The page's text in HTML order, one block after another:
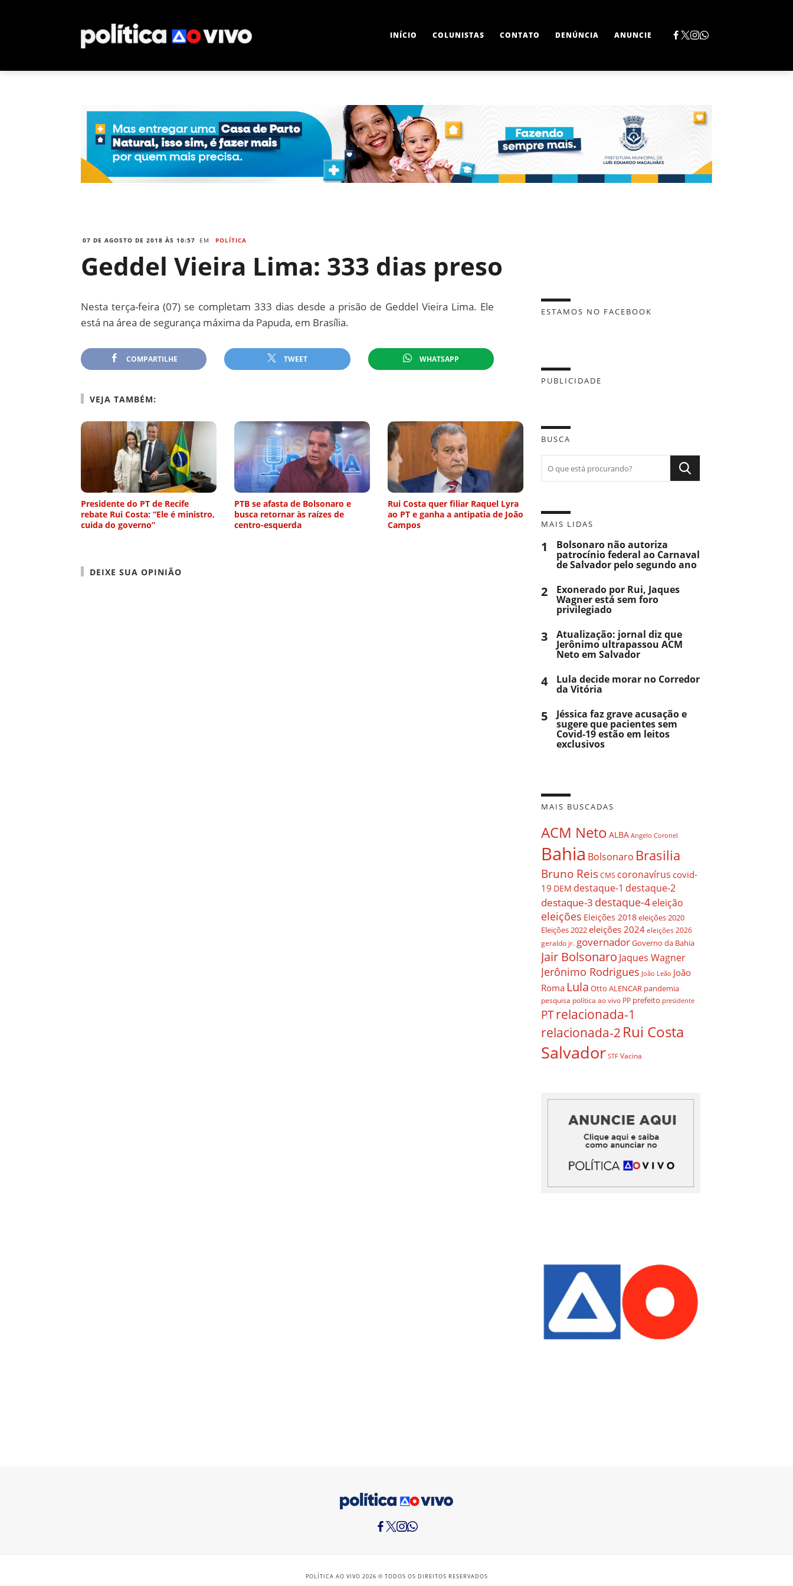
INÍCIO COLUNISTAS CONTATO DENÚNCIA ANUNCIE
07 DE AGOSTO DE 2018 ÀS 10:57 EM POLÍTICA
Geddel Vieira Lima: 333 dias preso
Nesta terça-feira (07) se completam 333 dias desde a prisão de Geddel Vieira Lima. Ele
está na área de segurança máxima da Papuda, em Brasília.
COMPARTILHE TWEET WHATSAPP
VEJA TAMBÉM:
Presidente do PT de Recife
rebate Rui Costa: “Ele é ministro,
cuida do governo”
PTB se afasta de Bolsonaro e
busca retornar às raízes de
centro-esquerda
Rui Costa quer filiar Raquel Lyra
ao PT e ganha a antipatia de João
Campos
DEIXE SUA OPINIÃO
ESTAMOS NO FACEBOOK
PUBLICIDADE
BUSCA
MAIS LIDAS
1 Bolsonaro não autoriza
patrocínio federal ao Carnaval
de Salvador pelo segundo ano
2 Exonerado por Rui, Jaques
Wagner está sem foro
privilegiado
3 Atualização: jornal diz que
Jerônimo ultrapassou ACM
Neto em Salvador
4 Lula decide morar no Corredor
da Vitória
5 Jéssica faz grave acusação e
sugere que pacientes sem
Covid-19 estão em leitos
exclusivos
MAIS BUSCADAS
ACM Neto ALBA Angelo Coronel
Bahia Bolsonaro Brasilia
Bruno ReisCMS coronavírus covid-
19 DEM destaque-1 destaque-2
destaque-3 destaque-4eleição
eleições Eleições 2018eleições 2020
Eleições 2022eleições 2024 eleições 2026
geraldo jr. governadorGoverno da Bahia
Jair Bolsonaro Jaques Wagner
Jerônimo Rodrigues João Leão João
Roma Lula Otto ALENCAR pandemia
pesquisa política ao vivo PP prefeito presidente
PTrelacionada-1
relacionada-2 Rui Costa
Salvador STF Vacina
POLÍTICA AO VIVO 2026 © TODOS OS DIREITOS RESERVADOS